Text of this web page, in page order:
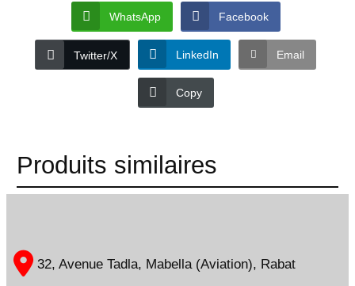
WhatsApp Facebook
Twitter/X LinkedIn Email
Copy
Produits similaires
32, Avenue Tadla, Mabella (Aviation), Rabat